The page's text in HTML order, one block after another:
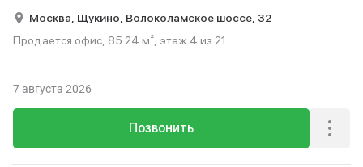
Москва, Щукино, Волоколамское шоссе, 32
Продается офис, 85.24 м², этаж 4 из 21.
Позвонить
7 августа 2026